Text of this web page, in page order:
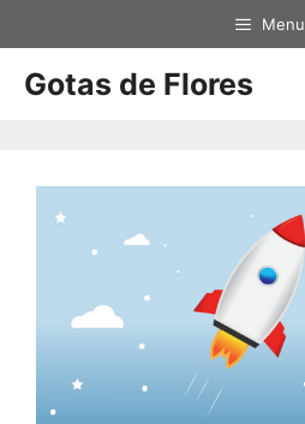
Menu
Gotas de Flores